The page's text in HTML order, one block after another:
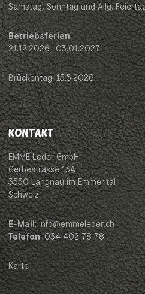
Samstag, Sonntag und Allg.
Betriebsferien
21.12.2026- 03.01.2027
Brückentag: 15.5.2026
KONTAKT
EMME Leder GmbH
Gerbestrasse 13A
3550 Langnau im Emmental
Schweiz
E-Mail: info@emmeleder.ch
Telefon: 034 402 78 78
Karte